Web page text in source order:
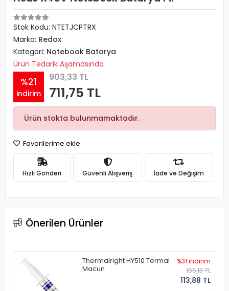
Stok Kodu: NTETJCPTRX
Marka: Redox
Kategori: Notebook Batarya
Ürün Tedarik Aşamasında
%21
indirim
903,33 TL
711,75 TL
Ürün stokta bulunmamaktadır.
Favorilerime ekle
Hızlı Gönderi Güvenli Alışveriş İade ve Değişim
Önerilen Ürünler
Thermalright HY510 Termal
Macun
%31 indirim
165,13 TL
113,88 TL